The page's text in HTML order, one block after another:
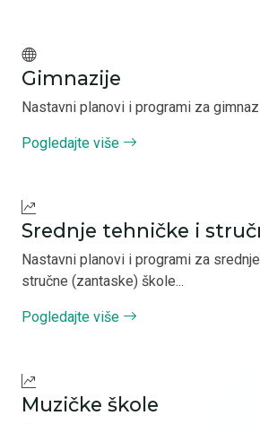
Gimnazije
Nastavni planovi i programi za
Pogledajte više
Srednje tehničke i
Nastavni planovi i programi za
stručne (zantaske) škole...
Pogledajte više
Muzičke škole